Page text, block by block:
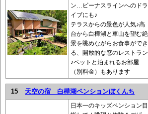
ン…ビーナスラインへのドラ
イブにも♪
テラスからの景色が人気♪高
台から白樺湖と車山を望む絶
景を眺めながらお食事ができ
る、開放的な窓のレストラン
♪ペットと泊まれるお部屋
（別料金）もあります
15 天空の宿 白樺湖ペンションぼくんち
日本一のキッズペンション目